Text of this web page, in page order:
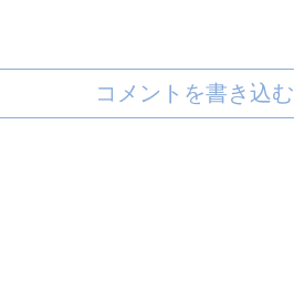
コメントを書き込む